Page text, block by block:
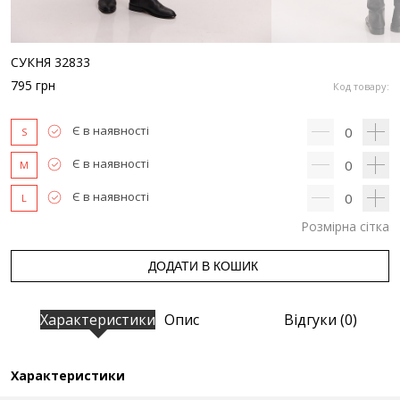
СУКНЯ 32833
Код товару:
795 грн
S Є в наявності 0
M Є в наявності 0
L Є в наявності 0
Розмірна сітка
ДОДАТИ В КОШИК
Характеристики Опис Відгуки (0)
Характеристики